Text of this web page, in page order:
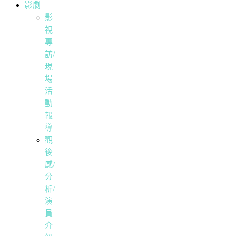
影劇
影
視
專
訪/
現
場
活
動
報
導
觀
後
感/
分
析/
演
員
介